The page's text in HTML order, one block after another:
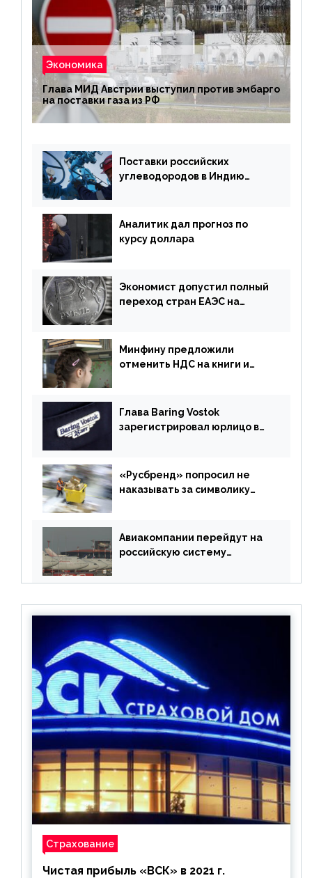
Экономика
Глава МИД Австрии выступил против эмбарго
на поставки газа из РФ
Поставки российских
углеводородов в Индию
Аналитик дал прогноз по
курсу доллара
Экономист допустил полный
переход стран ЕАЭС на
Минфину предложили
отменить НДС на книги и
Глава Baring Vostok
зарегистрировал юрлицо в
«Русбренд» попросил не
наказывать за символику
Авиакомпании перейдут на
российскую систему
Страхование
Чистая прибыль «ВСК» в 2021 г.